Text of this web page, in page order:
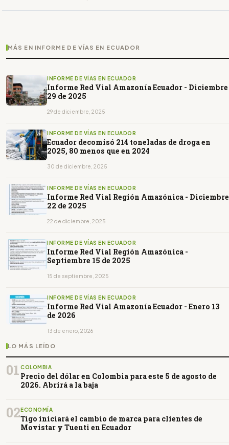
MÁS EN INFORME DE VÍAS EN ECUADOR
INFORME DE VÍAS EN ECUADOR
Informe Red Vial Amazonía Ecuador - Diciembre
29 de 2025
29 de diciembre, 2025
INFORME DE VÍAS EN ECUADOR
Ecuador decomisó 214 toneladas de droga en
2025, 80 menos que en 2024
30 de diciembre, 2025
INFORME DE VÍAS EN ECUADOR
Informe Red Vial Región Amazónica - Diciembre
22 de 2025
22 de diciembre, 2025
INFORME DE VÍAS EN ECUADOR
Informe Red Vial Región Amazónica -
Septiembre 15 de 2025
15 de septiembre, 2025
INFORME DE VÍAS EN ECUADOR
Informe Red Vial Amazonía Ecuador - Enero 13
de 2026
13 de enero, 2026
LO MÁS LEÍDO
01 COLOMBIA
Precio del dólar en Colombia para este 5 de agosto de
2026. Abrirá a la baja
02ECONOMÍA
Tigo iniciará el cambio de marca para clientes de
Movistar y Tuenti en Ecuador